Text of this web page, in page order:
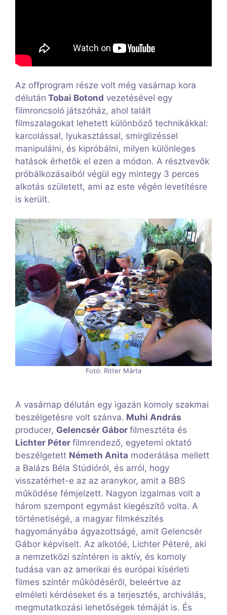
Az offprogram része volt még vasárnap kora
délután Tobai Botond vezetésével egy
filmroncsoló játszóház, ahol talált
filmszalagokat lehetett különböző technikákkal:
karcolással, lyukasztással, smirglizéssel
manipulálni, és kipróbálni, milyen különleges
hatások érhetők el ezen a módon. A résztvevők
próbálkozásaiból végül egy mintegy 3 perces
alkotás született, ami az este végén levetítésre
is került.
Fotó: Ritter Márta
A vasárnap délután egy igazán komoly szakmai
beszélgetésre volt szánva. Muhi András
producer, Gelencsér Gábor filmesztéta és
Lichter Péter filmrendező, egyetemi oktató
beszélgetett Németh Anita moderálása mellett
a Balázs Béla Stúdióról, és arról, hogy
visszatérhet-e az az aranykor, amit a BBS
működése fémjelzett. Nagyon izgalmas volt a
három szempont egymást kiegészítő volta. A
történetiségé, a magyar filmkészítés
hagyományába ágyazottságé, amit Gelencsér
Gábor képviselt. Az alkotóé, Lichter Péteré, aki
a nemzetközi színtéren is aktív, és komoly
tudása van az amerikai és európai kísérleti
filmes színtér működéséről, beleértve az
elméleti kérdéseket és a terjesztés, archiválás,
megmutatkozási lehetőségek témáját is. És